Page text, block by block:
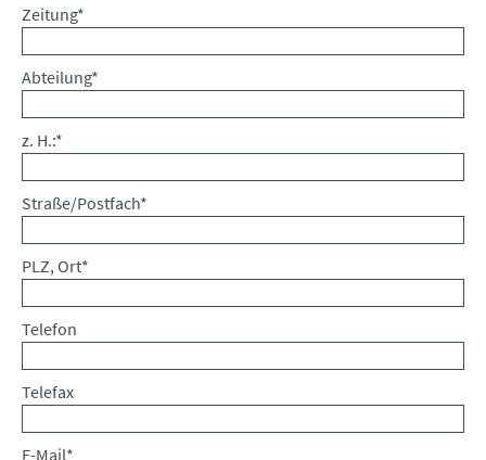
Pflichtfeld
Zeitung*
Pflichtfeld
Abteilung*
Pflichtfeld
z. H.:*
Pflichtfeld
Straße/Postfach*
Pflichtfeld
PLZ, Ort*
Telefon
Telefax
Pflichtfeld
E-Mail*